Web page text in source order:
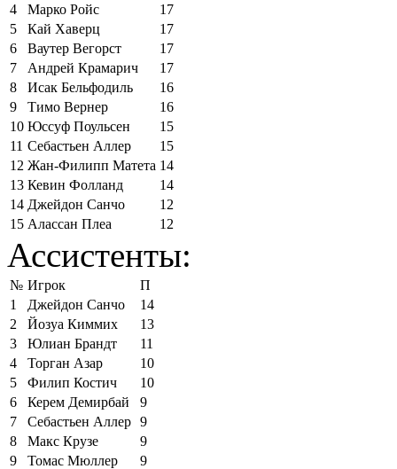
4
Марко Ройс
17
5
Кай Хаверц
17
6
Ваутер Вегорст
17
7
Андрей Крамарич
17
8
Исак Бельфодиль
16
9
Тимо Вернер
16
10 Юссуф Поульсен
15
11 Себастьен Аллер
15
12 Жан-Филипп Матета 14
13 Кевин Фолланд
14
14 Джейдон Санчо
12
15 Алассан Плеа 12
Ассистенты:
№ Игрок
П
1
Джейдон Санчо
14
2
Йозуа Киммих
13
3
Юлиан Брандт
11
4
Торган Азар
10
5
Филип Костич
10
6
Керем Демирбай
9
7
Себастьен Аллер 9
8
Макс Крузе
9
9
Томас Мюллер
9